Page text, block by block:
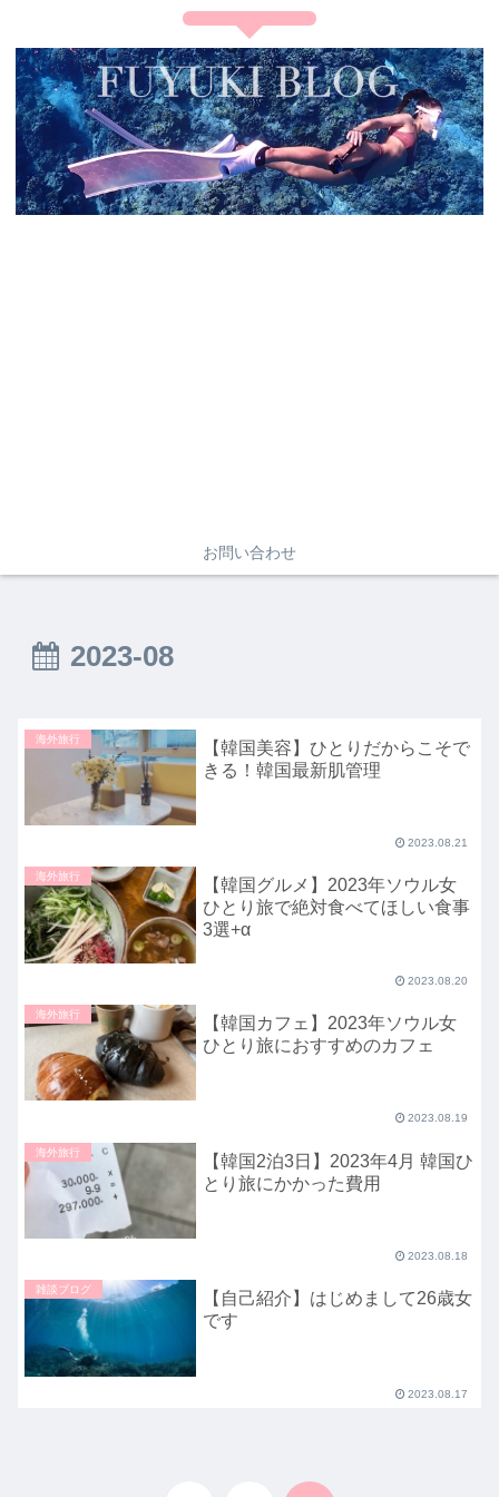
お問い合わせ
2023-08
海外旅行
【韓国美容】ひとりだからこそで
きる！韓国最新肌管理
2023.08.21
海外旅行
【韓国グルメ】2023年ソウル女
ひとり旅で絶対食べてほしい食事
3選+α
2023.08.20
海外旅行
【韓国カフェ】2023年ソウル女
ひとり旅におすすめのカフェ
2023.08.19
海外旅行
【韓国2泊3日】2023年4月 韓国ひ
とり旅にかかった費用
2023.08.18
雑談ブログ
【自己紹介】はじめまして26歳女
です
2023.08.17